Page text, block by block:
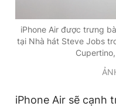
iPhone Air được trưng
tại Nhà hát Steve Jobs
iPhone Air sẽ cạnh